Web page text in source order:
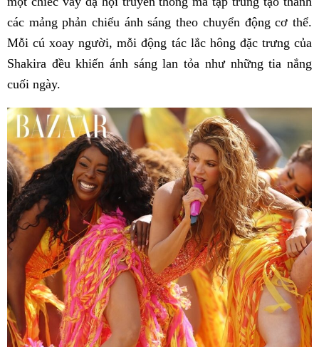
các mảng phản chiếu ánh sáng theo chuyển động cơ thể.
Mỗi cú xoay người, mỗi động tác lắc hông đặc trưng của
Shakira đều khiến ánh sáng lan tỏa như những tia nắng
cuối ngày.